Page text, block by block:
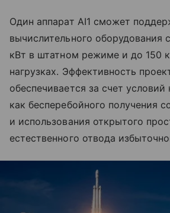
Один аппарат AI1 сможет
вычислительного
кВт в штатном режиме и до 150
нагрузках. Эффективность
обеспечивается за счет
как бесперебойного получения
и использования открытого
естественного отвода